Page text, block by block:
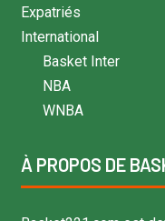
Expatriés
International
Basket Inter
NBA
WNBA
À PROPOS DE